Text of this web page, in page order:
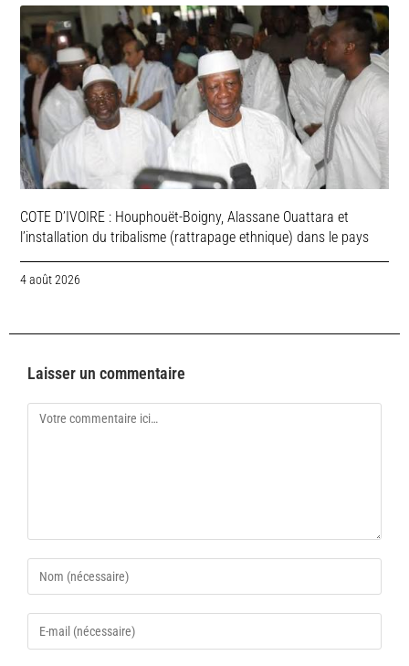
COTE D’IVOIRE : Houphouët-Boigny, Alassane Ouattara et
l’installation du tribalisme (rattrapage ethnique) dans le pays
4 août 2026
Laisser un commentaire